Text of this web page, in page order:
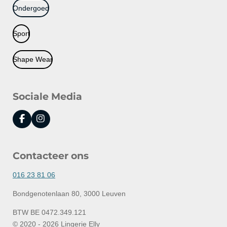
Ondergoed
Sport
Shape Wear
Sociale Media
F
a
b
o
k
I
n
a
r
a
Contacteer ons
016 23 81 06
Bondgenotenlaan 80, 3000 Leuven
BTW BE 0472.349.121
© 2020 - 2026 Lingerie Elly